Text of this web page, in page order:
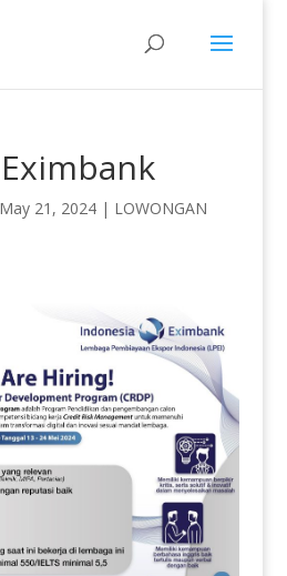
May 21, 2024| LOWONGAN